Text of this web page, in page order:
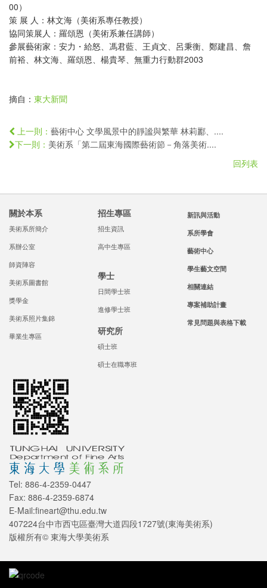
00）
策 展 人：林文海（美術系專任教授）
協同策展人：羅頌恩（美術系兼任講師）
參展藝術家：安力・給怒、馮君藍、王貞文、呂秉衡、鄭建昌、詹
前裕、林文海、羅頌恩、楊貴琴、無重力行動群2003
摘自： 東大新聞
上一則： 藝術中心 文學風景中的靜謐與繁華 林莉酈、....
下一則： 美術系「第二屆東海國際藝術節－角落美術....
回列表
關於本系
美術系所簡介
系辦公室
師資陣容
美術系圖書館
獎學金
美術系照片集錦
畢業生專區
招生專區
招生資訊
高中生專區
學士
日間學士班
進修學士班
研究所
碩士班
碩士在職專班
新訊與活動
系所學會
藝術中心
學生藝文空間
相關連結
專案補助計畫
常見問題與表格下載
Tel: 886-4-2359-0447
Fax: 886-4-2359-6874
E-Mail:fineart@thu.edu.tw
407224台中市西屯區臺灣大道四段1727號(東海美術系)
版權所有© 東海大學美術系